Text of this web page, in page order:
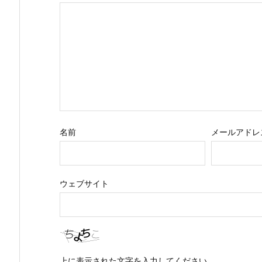
名前 メールアドレ
ウェブサイト